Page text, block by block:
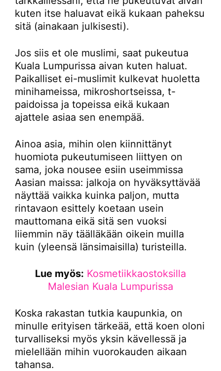
kuten itse haluavat eikä kukaan paheksu
sitä (ainakaan julkisesti).
Jos siis et ole muslimi, saat pukeutua
Kuala Lumpurissa aivan kuten haluat.
Paikalliset ei-muslimit kulkevat huoletta
minihameissa, mikroshortseissa, t-
paidoissa ja topeissa eikä kukaan
ajattele asiaa sen enempää.
Ainoa asia, mihin olen kiinnittänyt
huomiota pukeutumiseen liittyen on
sama, joka nousee esiin useimmissa
Aasian maissa: jalkoja on hyväksyttävää
näyttää vaikka kuinka paljon, mutta
rintavaon esittely koetaan usein
mauttomana eikä sitä sen vuoksi
liiemmin näy täälläkään oikein muilla
kuin (yleensä länsimaisilla) turisteilla.
Lue myös: Kosmetiikkaostoksilla
Malesian Kuala Lumpurissa
Koska rakastan tutkia kaupunkia, on
minulle erityisen tärkeää, että koen oloni
turvalliseksi myös yksin kävellessä ja
mielellään mihin vuorokauden aikaan
tahansa.